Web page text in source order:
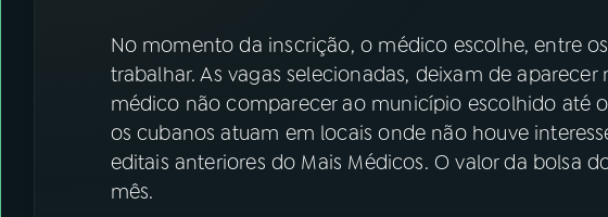
No momento da inscrição, o médico escolhe, entre
trabalhar. As vagas selecionadas, deixam de
médico não comparecer ao município escolhido até
os cubanos atuam em locais onde não houve
editais anteriores do Mais Médicos. O valor da bolsa
mês.